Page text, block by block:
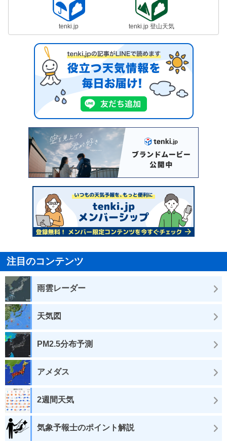
tenki.jp tenki.jp 登山天気
注目のコンテンツ
雨雲レーダー
天気図
PM2.5分布予測
アメダス
2週間天気
気象予報士のポイント解説